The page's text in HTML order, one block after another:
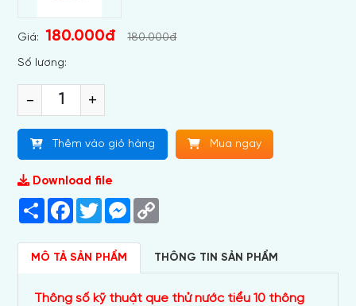
Giá: 180.000đ 180.000đ
Số lương:
- +
Thêm vào giỏ hàng Mua ngay
Download file
Share Facebook
TwitterMessenger
MÔ TẢ SẢN PHẨM THÔNG TIN SẢN PHẨM
Thông số kỹ thuật que thử nước tiểu 10 thông